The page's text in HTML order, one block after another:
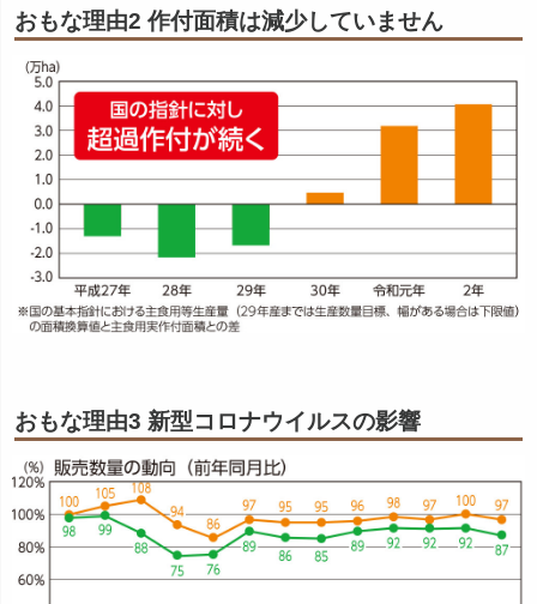
おもな理由2 作付面積は減少していません
おもな理由3 新型コロナウイルスの影響